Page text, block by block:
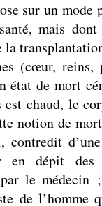
sur un mode
mais
la
(cœur,
état de mort
chaud, le
notion de
contredit
dépit des
le médecin
de l’homme